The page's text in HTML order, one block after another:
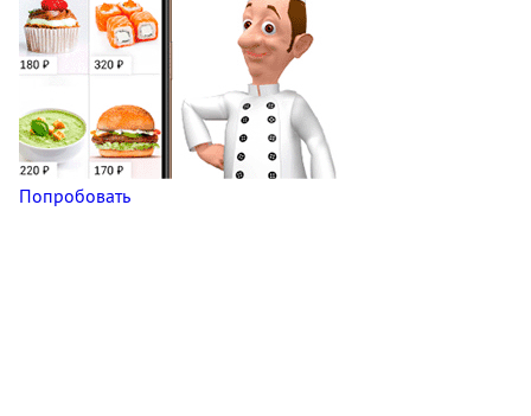
Попробовать